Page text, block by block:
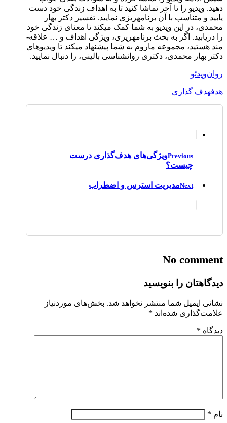
دهید. ویدیو را تا آخر تماشا کنید تا به اهداف زندگی خود دست
یابید و متناسب با آن برنامه­ریزی نمایید. تفسیر دکتر بهار
محمدی، در این ویدیو به شما کمک می­کند تا معنا­­ی زندگی خود
را دریابید. اگر به بحث برنامه­ریزی، ویژگی اهداف و … علاقه­
مند هستید، مجموعه ماروم به شما پیشنهاد می­کند تا ویدیو­های
دکتر بهار محمدی، دکتری روانشناسی بالینی، را دنبال نمایید.
روان‌ویدئو
هدفهدف گذاری
Previousویژگی‌های هدف‌گذاری درست
چیست؟
Nextمدیریت استرس و اضطراب
No comment
دیدگاهتان را بنویسید
نشانی ایمیل شما منتشر نخواهد شد. بخش‌های موردنیاز
علامت‌گذاری شده‌اند *
دیدگاه *
نام *